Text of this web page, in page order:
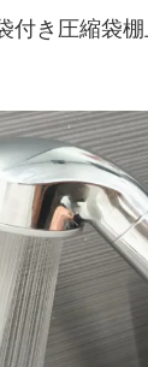
付き圧縮袋棚